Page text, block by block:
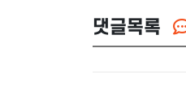
댓글목록